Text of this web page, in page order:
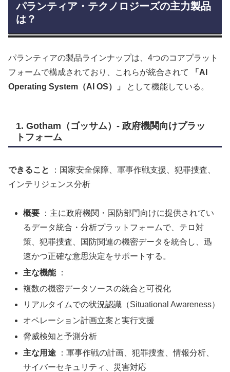
パランティア・テクノロジーズの主力製品
は？
パランティアの製品ラインナップは、4つのコアプラット
フォームで構成されており、これらが統合されて
「AI
Operating System（AI OS）」
として機能している。
1. Gotham（ゴッサム）- 政府機関向けプラッ
トフォーム
できること
：国家安全保障、軍事作戦支援、犯罪捜査、
インテリジェンス分析
概要 ：主に政府機関・国防部門向けに提供されてい
るデータ統合・分析プラットフォームで、テロ対
策、犯罪捜査、国防関連の機密データを統合し、迅
速かつ正確な意思決定をサポートする。
主な機能：
複数の機密データソースの統合と可視化
リアルタイムでの状況認識（Situational Awareness）
オペレーション計画立案と実行支援
脅威検知と予測分析
主な用途 ：軍事作戦の計画、犯罪捜査、情報分析、
サイバーセキュリティ、災害対応